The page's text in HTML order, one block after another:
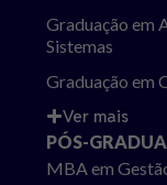
Graduação em
Sistemas
Graduação em
Ver mais
PÓS-
MBA em